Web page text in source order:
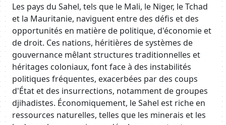
Body
Les pays du Sahel, tels que le Mali, le Niger, le Tchad
et la Mauritanie, naviguent entre des défis et des
opportunités en matière de politique, d'économie et
de droit. Ces nations, héritières de systèmes de
gouvernance mêlant structures traditionnelles et
héritages coloniaux, font face à des instabilités
politiques fréquentes, exacerbées par des coups
d'État et des insurrections, notamment de groupes
djihadistes. Économiquement, le Sahel est riche en
ressources naturelles, telles que les minerais et les